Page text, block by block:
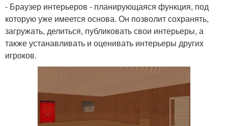
- Браузер интерьеров - планирующаяся функция, под
которую уже имеется основа. Он позволит сохранять,
загружать, делиться, публиковать свои интерьеры, а
также устанавливать и оценивать интерьеры других
игроков.